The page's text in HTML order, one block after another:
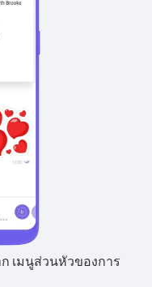
ก เมนูส่วนหัวของการ